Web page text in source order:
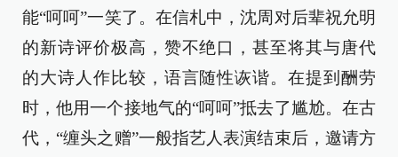
能“呵呵”一笑了。在信札中，沈周对后辈祝允明
的新诗评价极高，赞不绝口，甚至将其与唐代
的大诗人作比较，语言随性诙谐。在提到酬劳
时，他用一个接地气的“呵呵”抵去了尴尬。在古
代，“缠头之赠”一般指艺人表演结束后，邀请方